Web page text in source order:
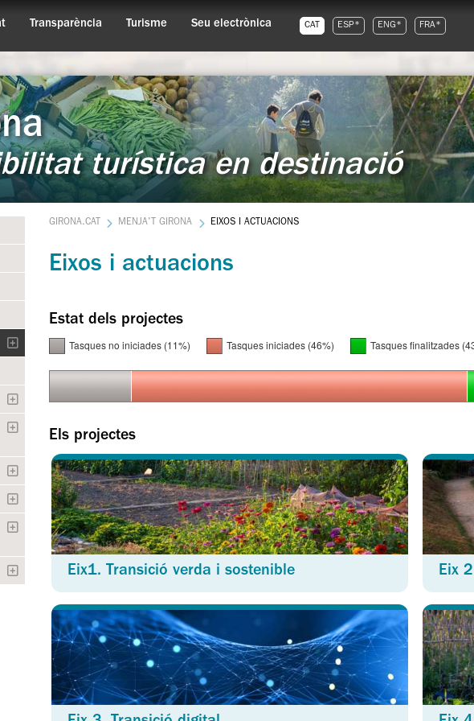
Transparència Turisme Seu electrònica CAT ESP* ENG* FRA*
turística en destinació
GIRONA.CAT MENJA'T GIRONA EIXOS I ACTUACIONS
Eixos i actuacions
Estat dels projectes
Tasques no iniciades (11%) Tasques iniciades (46%) Tasques finalitzades
Els projectes
Eix1. Transició verda i sostenible Eix